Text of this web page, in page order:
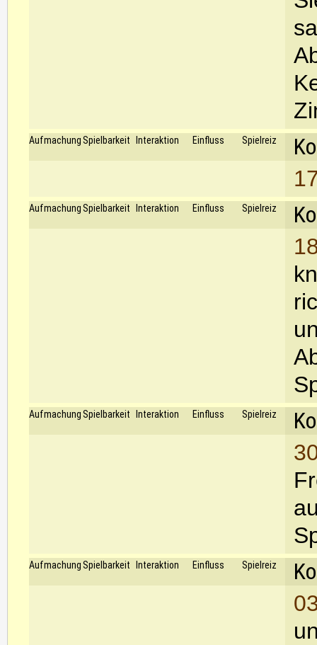
Aufmachung Spielbarkeit Interaktion Einfluss Spielreiz
Aufmachung Spielbarkeit Interaktion Einfluss Spielreiz
Aufmachung Spielbarkeit Interaktion Einfluss Spielreiz
Aufmachung Spielbarkeit Interaktion Einfluss Spielreiz